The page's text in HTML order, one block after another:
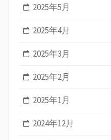
2025年5月
2025年4月
2025年3月
2025年2月
2025年1月
2024年12月